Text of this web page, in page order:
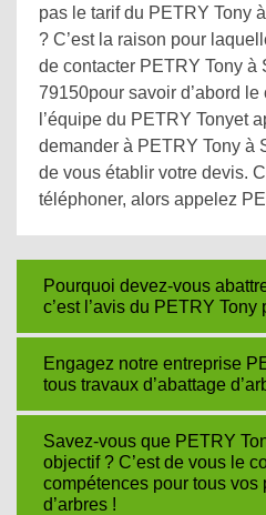
pas le tarif du PETRY Tony
? C’est la raison pour
de contacter PETRY Tony à
79150pour savoir d’abord le
l’équipe du PETRY Tonyet
demander à PETRY Tony à
de vous établir votre devis.
téléphoner, alors appelez
Pourquoi devez-vous
c’est l’avis du PETRY
Engagez notre entreprise
tous travaux d’abattage
Savez-vous que PETRY
objectif ? C’est de vous le
compétences pour tous vos
d’arbres !